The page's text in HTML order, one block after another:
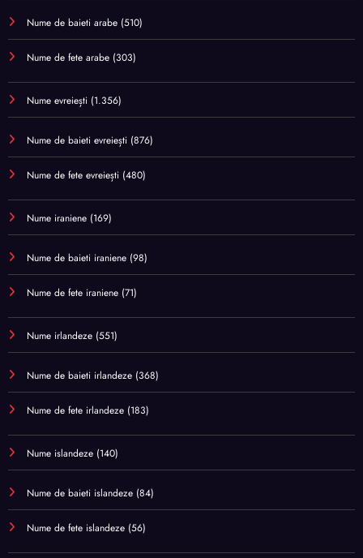
Nume de baieti arabe (510)
Nume de fete arabe (303)
Nume evreiești (1.356)
Nume de baieti evreiești (876)
Nume de fete evreiești (480)
Nume iraniene (169)
Nume de baieti iraniene (98)
Nume de fete iraniene (71)
Nume irlandeze (551)
Nume de baieti irlandeze (368)
Nume de fete irlandeze (183)
Nume islandeze (140)
Nume de baieti islandeze (84)
Nume de fete islandeze (56)